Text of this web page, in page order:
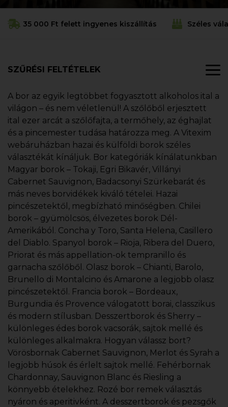
35 000 Ft felett ingyenes kiszállítás Széles
SZŰRÉSI FELTÉTELEK
A bor az egyik legtöbbet fogyasztott alkoholos ital a
világon – és nem véletlenül! A szőlőből erjesztett
ital ezer arcát a szőlőfajta, a termőhely, az éghajlat
és a pincemester tudása határozza meg. A Vitexim
webáruházban hazai és külföldi borok széles
választékát kínáljuk. Bor kategóriák kínálatunkban
Magyar borok – Tokaji, Egri Bikavér, Villányi
Cabernet Sauvignon, Badacsonyi Szürkebarát és
más neves borvidékek kiváló tételei. Hazai
pincészetektől, megbízható minőségben. Chilei
borok – gyümölcsös, élvezetes borok Dél-
Amerikából. Concha y Toro, Santa Helena, Casillero
del Diablo. Spanyol borok – Rioja, Ribera del Duero,
Priorat és más appellation-ok tempranillo és
garnacha szőlőből. Olasz borok – Chianti, Barolo,
Brunello di Montalcino és Amarone a legjobb olasz
pincészetektől. Francia borok – Bordeaux,
Burgundia és Provence válogatott borai, classzikus
és modern stílusban. Desszertborok és Sherry –
különleges édes borok vacsorák, sajtok mellé és
különleges alkalmakra. Hogyan válassz bort?
Vörösbornak Cabernet Sauvignon, Merlot és Syrah a
legjobb húsok és érlelt sajtok mellé. Fehérbornak
Chardonnay, Sauvignon Blanc és Riesling a
könnyebb ételekhez. Rozé bor remek választás
nyáron és aperitivként. A desszertborok és pezsgők